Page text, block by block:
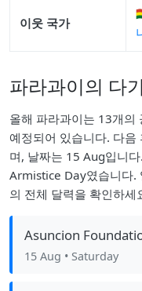
이웃 국가
파라과이의 다
올해 파라과이는 13개
예정되어 있습니다. 다
며, 날짜는 15 Aug입니
Armistice Day였습니다.
의 전체 달력을 확인하세
Asuncion
15 Aug • Saturday